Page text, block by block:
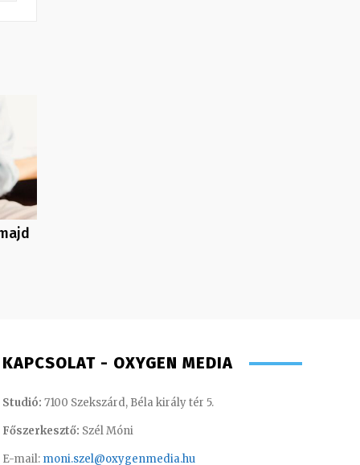
KAPCSOLAT - OXYGEN MEDIA
Studió: 7100 Szekszárd, Béla király tér 5.
Főszerkesztő: Szél Móni
E-mail: moni.szel@oxygenmedia.hu